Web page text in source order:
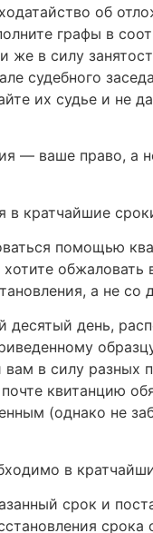
об
графы в
же в силу
судебного
их судье и не
— ваше право, а
в кратчайшие
помощью
а не
десятый день,
в силу разных
квитанцию
(однако не
в
срок и